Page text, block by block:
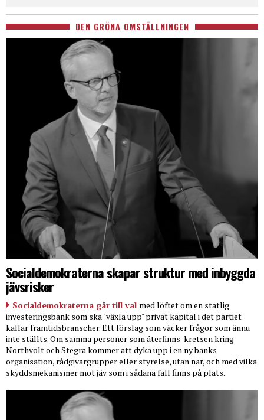
DEN GRÖNA OMSTÄLLNINGEN
Socialdemokraterna skapar struktur med inbyggda
jävsrisker
Socialdemokraterna går till val med löftet om en statlig
investeringsbank som ska "växla upp" privat kapital i det partiet
kallar framtidsbranscher. Ett förslag som väcker frågor som ännu
inte ställts. Om samma personer som återfinns kretsen kring
Northvolt och Stegra kommer att dyka upp i en ny banks
organisation, rådgivargrupper eller styrelse, utan när, och med vilka
skyddsmekanismer mot jäv som i sådana fall finns på plats.